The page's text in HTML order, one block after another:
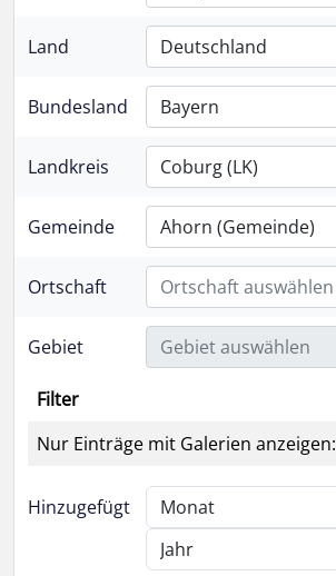
Land Deutschland
Bundesland Bayern
Landkreis Coburg (LK)
Gemeinde Ahorn (Gemeinde)
Ortschaft Ortschaft auswählen
Gebiet Gebiet auswählen
Filter
Nur Einträge mit Galerien anzeigen:
Hinzugefügt